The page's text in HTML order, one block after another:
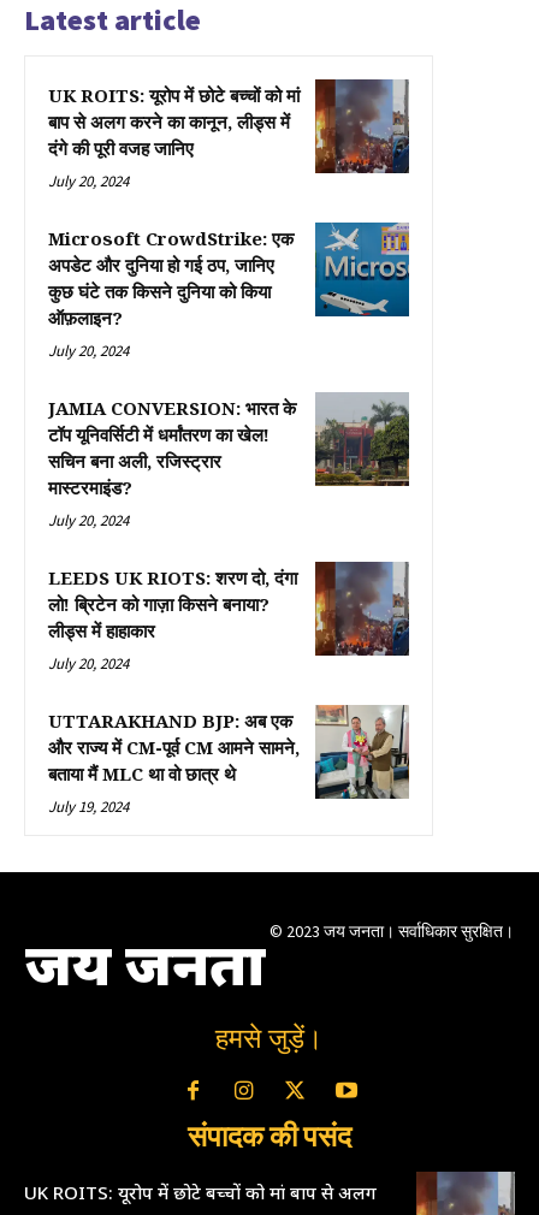
Latest article
UK ROITS: यूरोप में छोटे बच्चों को मां
बाप से अलग करने का कानून, लीड्स में
दंगे की पूरी वजह जानिए
July 20, 2024
Microsoft CrowdStrike: एक
अपडेट और दुनिया हो गई ठप, जानिए
कुछ घंटे तक किसने दुनिया को किया
ऑफ़लाइन?
July 20, 2024
JAMIA CONVERSION: भारत के
टॉप यूनिवर्सिटी में धर्मांतरण का खेल!
सचिन बना अली, रजिस्ट्रार
मास्टरमाइंड?
July 20, 2024
LEEDS UK RIOTS: शरण दो, दंगा
लो! ब्रिटेन को गाज़ा किसने बनाया?
लीड्स में हाहाकार
July 20, 2024
UTTARAKHAND BJP: अब एक
और राज्य में CM-पूर्व CM आमने सामने,
बताया मैं MLC था वो छात्र थे
July 19, 2024
जय जनता © 2023 जय जनता। सर्वाधिकार सुरक्षित।
हमसे जुड़ें।
संपादक की पसंद
UK ROITS: यूरोप में छोटे बच्चों को मां बाप से अलग